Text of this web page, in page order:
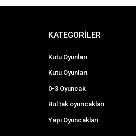
KATEGORİLER
Kutu Oyunları
Kutu Oyunları
0-3 Oyuncak
Bul tak oyuncakları
Yapı Oyuncakları